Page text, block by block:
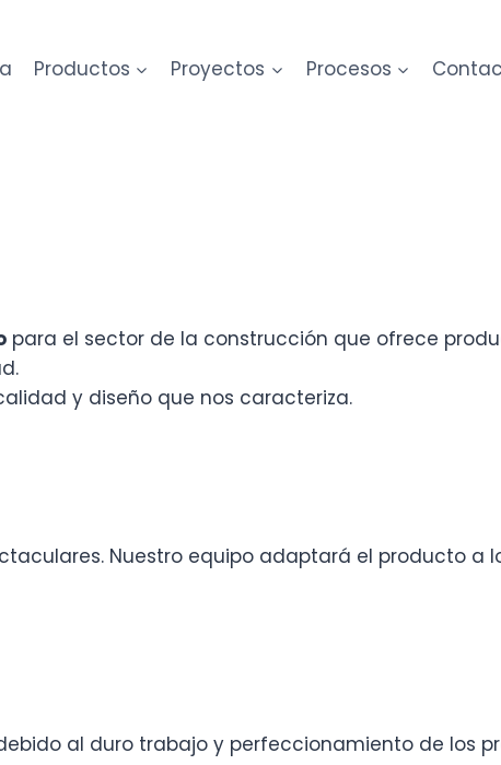
Productos Proyectos Procesos
para el sector de la construcción que ofrece
y diseño que nos caracteriza.
Nuestro equipo adaptará el producto a
al duro trabajo y perfeccionamiento de los